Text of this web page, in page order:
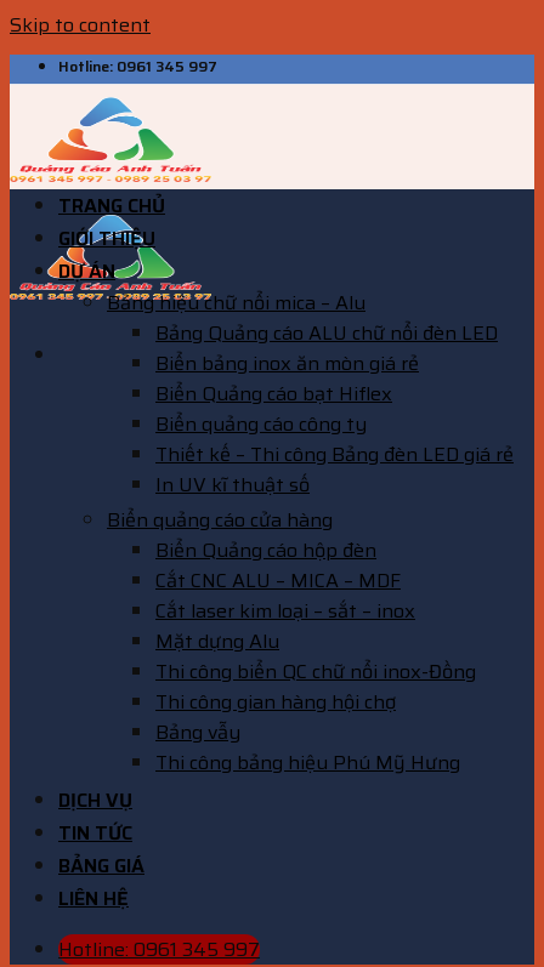
Skip to content
Hotline: 0961 345 997
TRANG CHỦ
GIỚI THIỆU
DỰ ÁN
Bảng hiệu chữ nổi mica – Alu
Bảng Quảng cáo ALU chữ nổi đèn LED
Biển bảng inox ăn mòn giá rẻ
Biển Quảng cáo bạt Hiflex
Biển quảng cáo công ty
Thiết kế – Thi công Bảng đèn LED giá rẻ
In UV kĩ thuật số
Biển quảng cáo cửa hàng
Biển Quảng cáo hộp đèn
Cắt CNC ALU – MICA – MDF
Cắt laser kim loại – sắt – inox
Mặt dựng Alu
Thi công biển QC chữ nổi inox-Đồng
Thi công gian hàng hội chợ
Bảng vẫy
Thi công bảng hiệu Phú Mỹ Hưng
DỊCH VỤ
TIN TỨC
BẢNG GIÁ
LIÊN HỆ
Hotline: 0961 345 997